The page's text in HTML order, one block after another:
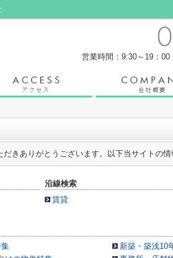
営業時間：9:30～19：00
きありがとうございます。以下当サイトの情
沿線検索
賃貸
新築・築浅10